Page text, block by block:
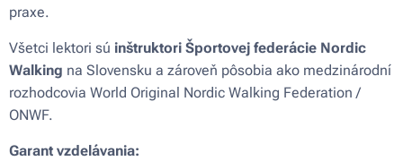
praxe.
Všetci lektori sú inštruktori Športovej federácie Nordic
Walking na Slovensku a zároveň pôsobia ako medzinárodní
rozhodcovia World Original Nordic Walking Federation /
ONWF.
Garant vzdelávania: